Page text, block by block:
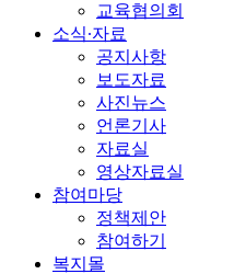
교육협의회
소식∙자료
공지사항
보도자료
사진뉴스
언론기사
자료실
영상자료실
참여마당
정책제안
참여하기
복지몰